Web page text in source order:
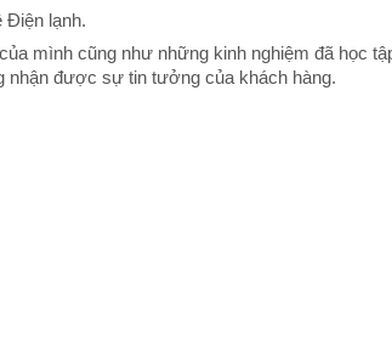
Điện lạnh.
mình cũng như những kinh nghiệm đã học
nhận được sự tin tưởng của khách hàng.